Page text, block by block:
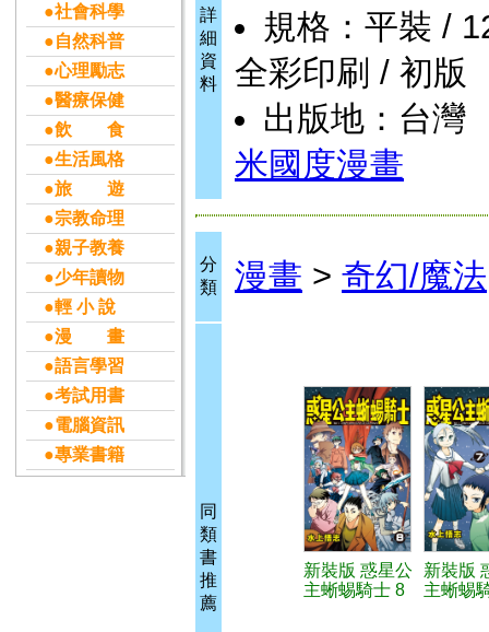
●社會科學
●自然科普
●心理勵志
●醫療保健
●飲 食
●生活風格
●旅 遊
●宗教命理
●親子教養
●少年讀物
●輕 小 說
●漫 畫
●語言學習
●考試用書
●電腦資訊
●專業書籍
詳
細
資
料
規格：平裝 /
全彩印刷 / 初版
出版地：台灣
米國度漫畫
分
類
漫畫 > 奇幻/魔法
同
類
書
推
薦
新裝版 惑星公
主蜥蜴騎士 8
新裝版
主蜥蜴